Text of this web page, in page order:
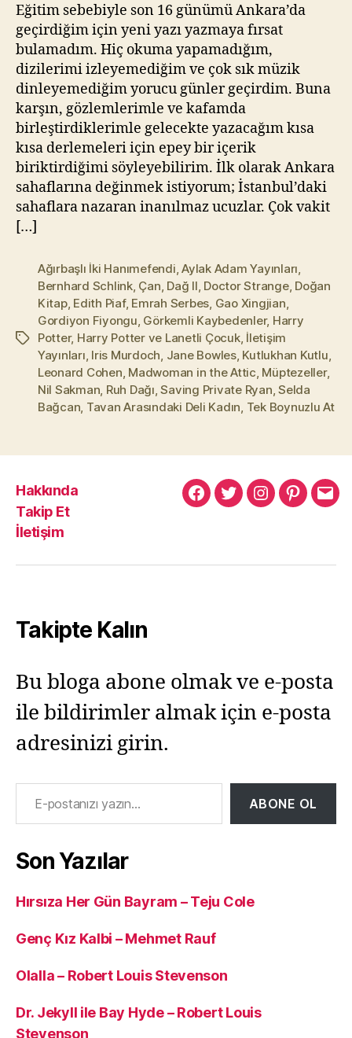
a
z
Eğitim sebebiyle son 16 günümü Ankara’da
geçirdiğim için yeni yazı yazmaya fırsat
bulamadım. Hiç okuma yapamadığım,
dizilerimi izleyemediğim ve çok sık müzik
dinleyemediğim yorucu günler geçirdim. Buna
karşın, gözlemlerimle ve kafamda
birleştirdiklerimle gelecekte yazacağım kısa
kısa derlemeleri için epey bir içerik
biriktirdiğimi söyleyebilirim. İlk olarak Ankara
sahaflarına değinmek istiyorum; İstanbul’daki
sahaflara nazaran inanılmaz ucuzlar. Çok vakit
[…]
Etiketler
Ağırbaşlı İki Hanımefendi ,Aylak Adam Yayınları
Bernhard Schlink, Çan Dağ II Doctor Strange, Doğan
Kitap, Edith Piaf, Emrah Serbes Gao Xingjian
Gordiyon Fiyongu Görkemli Kaybedenler, Harry
Potter, Harry Potter ve Lanetli Çocuk, İletişim
Yayınları Iris Murdoch Jane Bowles, Kutlukhan Kutlu
Leonard Cohen Madwoman in the Attic Müptezeller,
Nil Sakman Ruh Dağı ,Saving Private Ryan ,Selda
Bağcan Tavan Arasındaki Deli Kadın Tek Boynuzlu At
Hakkında
Takip Et
İletişim
MuratMuratMuratPinterest
Takipte Kalın
Bu bloga abone olmak ve e-posta
ile bildirimler almak için e-posta
adresinizi girin.
E-postanızı yazın…
ABONE OL
Son Yazılar
Hırsıza Her Gün Bayram – Teju Cole
Genç Kız Kalbi – Mehmet Rauf
Olalla – Robert Louis Stevenson
Dr. Jekyll ile Bay Hyde – Robert Louis
Stevenson